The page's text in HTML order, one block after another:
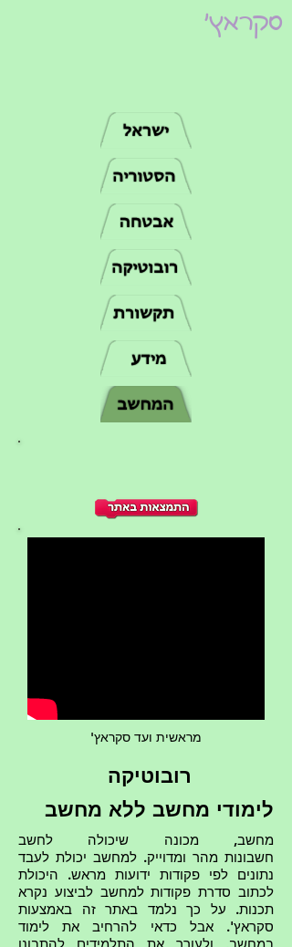
סקראץ'
מראשית ועד סקראץ'
רובוטיקה
לימודי מחשב ללא מחשב
מחשב, מכונה שיכולה לחשב
חשבונות מהר ומדוייק. למחשב יכולת לעבד
נתונים לפי פקודות ידועות מראש. היכולת
לכתוב סדרת פקודות למחשב לביצוע נקרא
תכנות. על כך נלמד באתר זה באמצעות
סקראץ'. אבל כדאי להרחיב את לימוד